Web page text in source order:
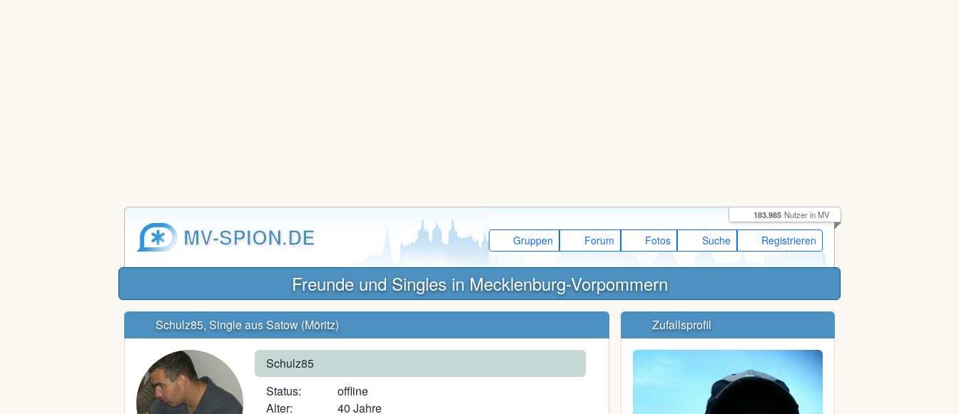
MV-SPION.DE Gruppen Forum Fotos Suche Registrieren
183.985 Nutzer in MV
Freunde und Singles in Mecklenburg-Vorpommern
Schulz85, Single aus Satow (Möritz)
Schulz85
Status:
offline
Alter:
40 Jahre
Zufallsprofil